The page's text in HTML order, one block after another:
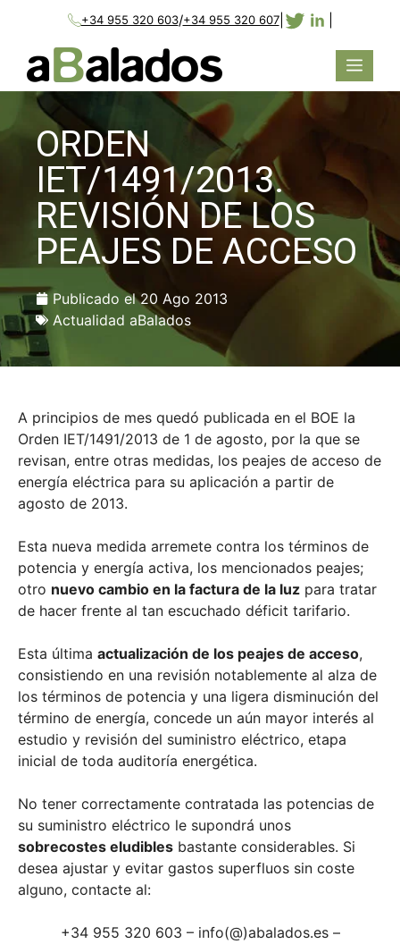
+34 955 320 603/+34 955 320 607|
ORDEN
IET/1491/2013.
REVISIÓN DE LOS
PEAJES DE ACCESO
Publicado el 20 Ago 2013
Actualidad aBalados
A principios de mes quedó publicada en el BOE la
Orden IET/1491/2013 de 1 de agosto, por la que se
revisan, entre otras medidas, los peajes de acceso de
energía eléctrica para su aplicación a partir de
agosto de 2013.
Esta nueva medida arremete contra los términos de
potencia y energía activa, los mencionados peajes;
otro nuevo cambio en la factura de la luz para tratar
de hacer frente al tan escuchado déficit tarifario.
Esta última actualización de los peajes de acceso,
consistiendo en una revisión notablemente al alza de
los términos de potencia y una ligera disminución del
término de energía, concede un aún mayor interés al
estudio y revisión del suministro eléctrico, etapa
inicial de toda auditoría energética.
No tener correctamente contratada las potencias de
su suministro eléctrico le supondrá unos
sobrecostes eludibles bastante considerables. Si
desea ajustar y evitar gastos superfluos sin coste
alguno, contacte al:
+34 955 320 603 – info(@)abalados.es –